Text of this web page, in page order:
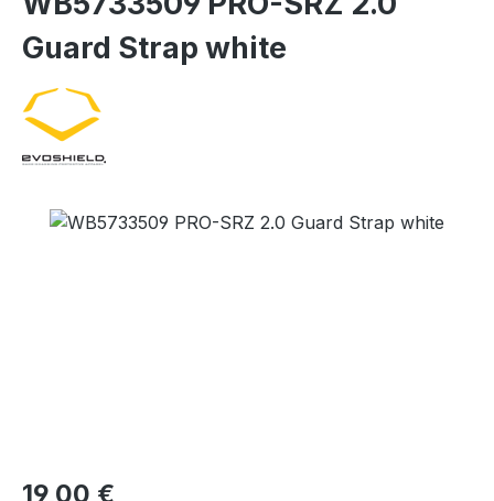
Guard Strap white
Bildergalerie überspringen
Regulärer Preis:
19,00 €